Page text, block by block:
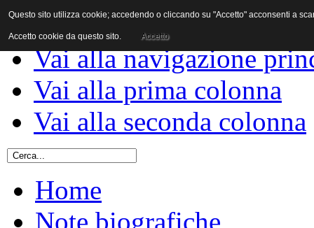
Vai al contenuto
Vai alla navigazione
Vai alla prima colonna
Vai alla seconda colonna
Home
Note biografiche
Questo sito utilizza cookie; accedendo o cliccando su "Accetto" acconsenti a
Accetto cookie da questo sito. Accetto